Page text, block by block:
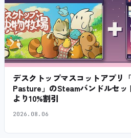
デスクトップマスコットアプリ
Pasture」のSteamバンドルセ
より10%割引
2026.08.06